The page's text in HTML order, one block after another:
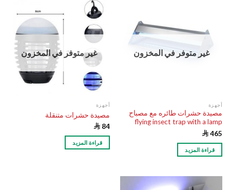
غير متوفر في المخزون
أجهزة
مصيدة حشرات طائره مع مصباح
flying insect trap with a lamp
 465
قراءة المزيد
غير متوفر في المخزون
أجهزة
مصيدة حشرات متنقلة
 84
قراءة المزيد